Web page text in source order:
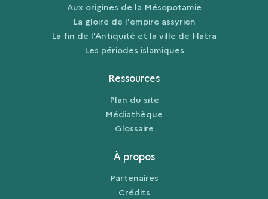
Aux origines de la Mésopotamie
La gloire de l'empire assyrien
La fin de l'Antiquité et la ville de Hatra
Les périodes islamiques
Ressources
Plan du site
Médiathèque
Glossaire
À propos
Partenaires
Crédits